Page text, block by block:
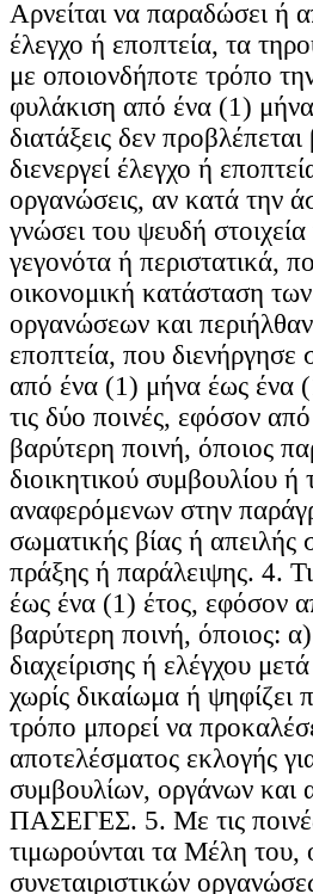
Αρνείται να παραδώσει ή
έλεγχο ή εποπτεία, τα
με οποιονδήποτε τρόπο
φυλάκιση από ένα (1)
διατάξεις δεν
διενεργεί έλεγχο ή
οργανώσεις, αν κατά την
γνώσει του ψευδή
γεγονότα ή περιστατικά,
οικονομική κατάσταση
οργανώσεων και
εποπτεία, που διενήργησε
από ένα (1) μήνα έως ένα
τις δύο ποινές, εφόσον
βαρύτερη ποινή, όποιος
διοικητικού συμβουλίου
αναφερόμενων στην
σωματικής βίας ή
πράξης ή παράλειψης. 4.
έως ένα (1) έτος, εφόσον
βαρύτερη ποινή, όποιος:
διαχείρισης ή ελέγχου
χωρίς δικαίωμα ή
τρόπο μπορεί να
αποτελέσματος εκλογής
συμβουλίων, οργάνων
ΠΑΣΕΓΕΣ. 5. Με τις
τιμωρούνται τα Μέλη του,
συνεταιριστικών